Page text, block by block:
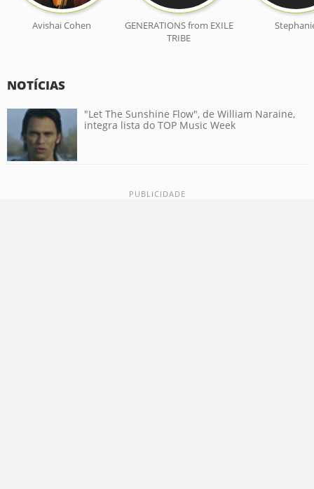
Avishai Cohen
GENERATIONS from EXILE
TRIBE
NOTÍCIAS
"Let The Sunshine Flow", de William Naraine,
integra lista do TOP Music Week